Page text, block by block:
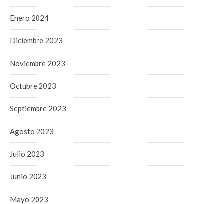
Enero 2024
Diciembre 2023
Noviembre 2023
Octubre 2023
Septiembre 2023
Agosto 2023
Julio 2023
Junio 2023
Mayo 2023